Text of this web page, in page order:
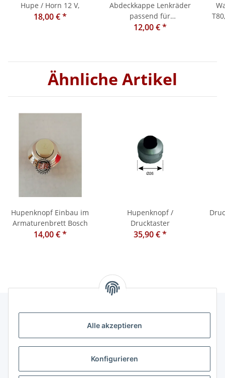
Alle akzeptieren
Konfigurieren
Hupe / Horn 12 V,
18,00 €*
Abdeckkappe Lenkräder
passend für
80/84/180/180a/182a/185/188/
12,00 €*
Ähnliche Artikel
Hupenknopf Einbau im
Armaturenbrett Bosch
14,00 €*
Hupenknopf /
Drucktaster
35,90 €*